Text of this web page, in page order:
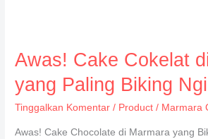
Awas! Cake Cokelat
yang Paling Biking
Tinggalkan Komentar / Product / Marmara
Awas! Cake Chocolate di Marmara yang
Cokelat
Marmara
yang
Paling